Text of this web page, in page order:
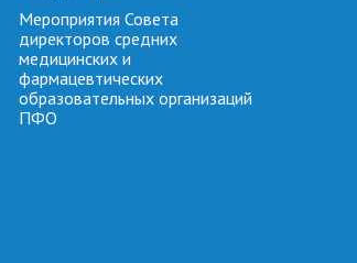
Мероприятия Совета
директоров средних
медицинских и
фармацевтических
образовательных организаций
ПФО